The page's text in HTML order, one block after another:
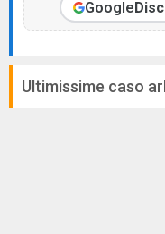
Google
Ultimissime caso